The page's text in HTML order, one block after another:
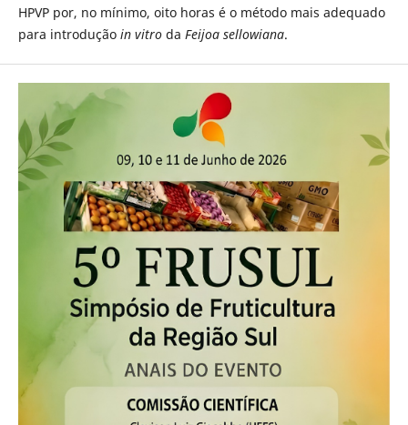
HPVP por, no mínimo, oito horas é o método mais adequado
para introdução in vitroda Feijoa sellowiana.